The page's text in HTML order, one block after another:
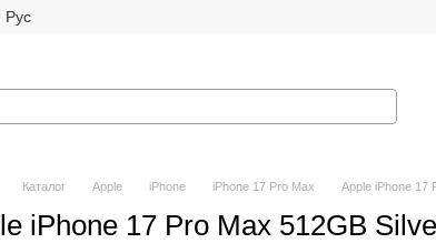
Рус
Каталог Apple iPhone iPhone 17 Pro Max Apple iPhone 17
iPhone 17 Pro Max 512GB